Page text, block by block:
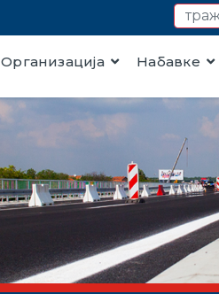
Организација Набавке